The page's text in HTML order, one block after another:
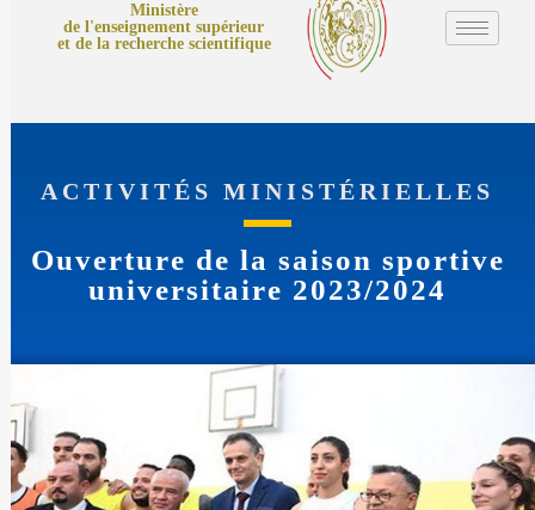
Ministère
de l'enseignement supérieur
et de la recherche scientifique
ACTIVITÉS MINISTÉRIELLES
Ouverture de la saison sportive
universitaire 2023/2024